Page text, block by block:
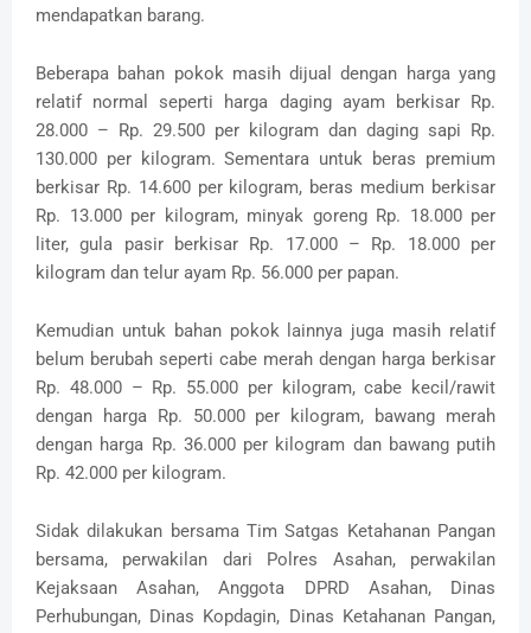
mendapatkan barang.
Beberapa bahan pokok masih dijual dengan harga yang
relatif normal seperti harga daging ayam berkisar Rp.
28.000 – Rp. 29.500 per kilogram dan daging sapi Rp.
130.000 per kilogram. Sementara untuk beras premium
berkisar Rp. 14.600 per kilogram, beras medium berkisar
Rp. 13.000 per kilogram, minyak goreng Rp. 18.000 per
liter, gula pasir berkisar Rp. 17.000 – Rp. 18.000 per
kilogram dan telur ayam Rp. 56.000 per papan.
Kemudian untuk bahan pokok lainnya juga masih relatif
belum berubah seperti cabe merah dengan harga berkisar
Rp. 48.000 – Rp. 55.000 per kilogram, cabe kecil/rawit
dengan harga Rp. 50.000 per kilogram, bawang merah
dengan harga Rp. 36.000 per kilogram dan bawang putih
Rp. 42.000 per kilogram.
Sidak dilakukan bersama Tim Satgas Ketahanan Pangan
bersama, perwakilan dari Polres Asahan, perwakilan
Kejaksaan Asahan, Anggota DPRD Asahan, Dinas
Perhubungan, Dinas Kopdagin, Dinas Ketahanan Pangan,